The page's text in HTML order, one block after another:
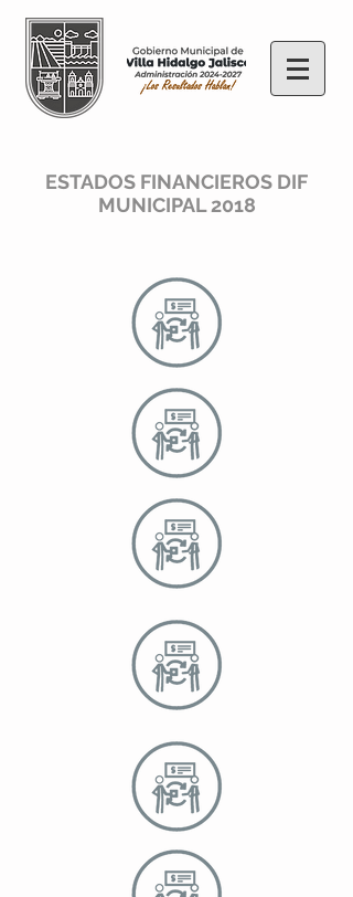
ESTADOS FINANCIEROS DIF
MUNICIPAL 2018